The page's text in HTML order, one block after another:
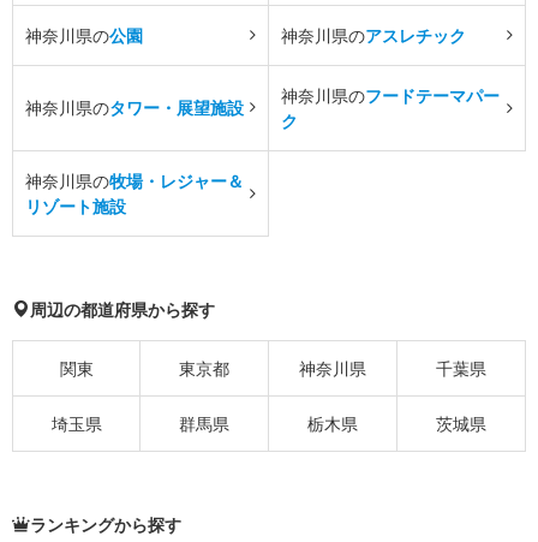
神奈川県の公園 神奈川県のアスレチック
神奈川県のタワー・展望施設
神奈川県のフードテーマパー
ク
神奈川県の牧場・レジャー＆
リゾート施設
周辺の都道府県から探す
関東 東京都 神奈川県 千葉県
埼玉県 群馬県 栃木県 茨城県
ランキングから探す